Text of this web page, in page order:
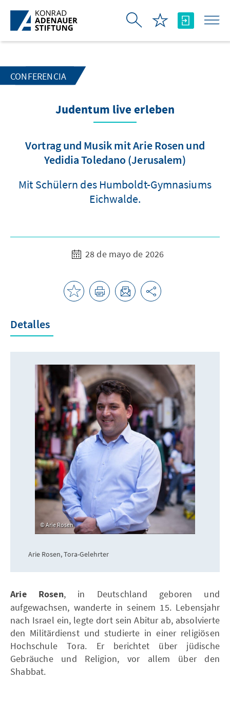
Saltar al contenido principal
CONFERENCIA
Judentum live erleben
Vortrag und Musik mit Arie Rosen und
Yedidia Toledano (Jerusalem)
Mit Schülern des Humboldt-Gymnasiums
Eichwalde.
28 de mayo de 2026
Detalles
Arie Rosen
Arie Rosen, Tora-Gelehrter
Arie Rosen, in Deutschland geboren und
aufgewachsen, wanderte in seinem 15. Lebensjahr
nach Israel ein, legte dort sein Abitur ab, absolvierte
den Militärdienst und studierte in einer religiösen
Hochschule Tora. Er berichtet über jüdische
Gebräuche und Religion, vor allem über den
Shabbat.